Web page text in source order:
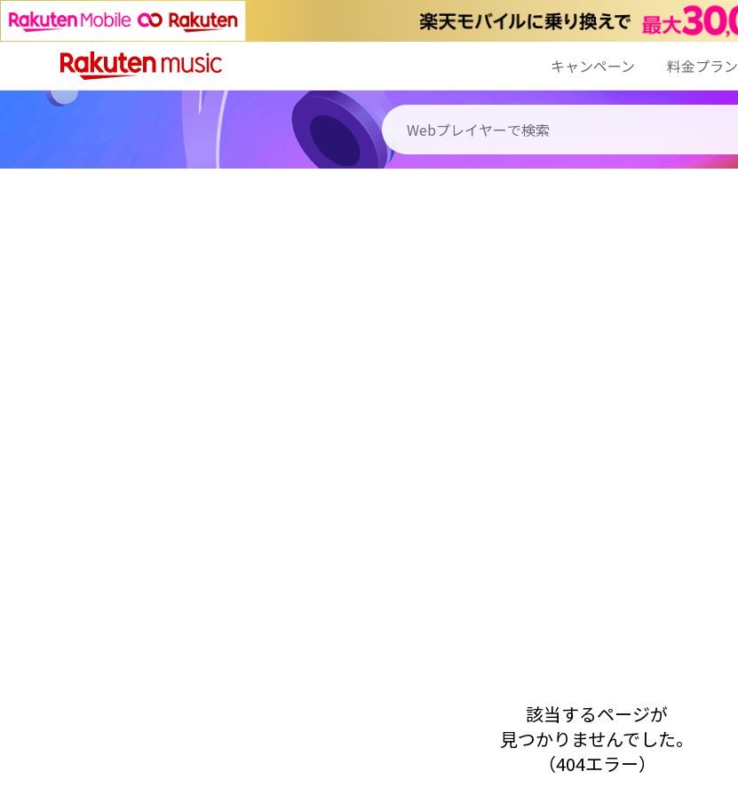
キャンペーン 料金プラン
該当するページが
見つかりませんでした。
（404エラー）